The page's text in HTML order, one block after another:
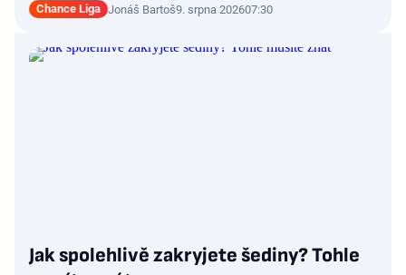
Chance Liga Jonáš Bartoš9. srpna 202607:30
Jak spolehlivě zakryjete šediny? Tohle